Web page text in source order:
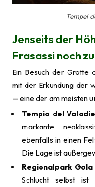
Tempel
Jenseits der
Frasassi noch
Ein Besuch der Grotte
mit der Erkundung der
— eine der am meisten
Tempio del
markante
ebenfalls in einen
Die Lage ist
Regionalpark Gola
Schlucht selbst ist